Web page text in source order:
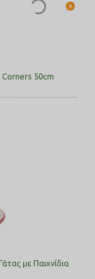
50cm
με Παιχνίδια